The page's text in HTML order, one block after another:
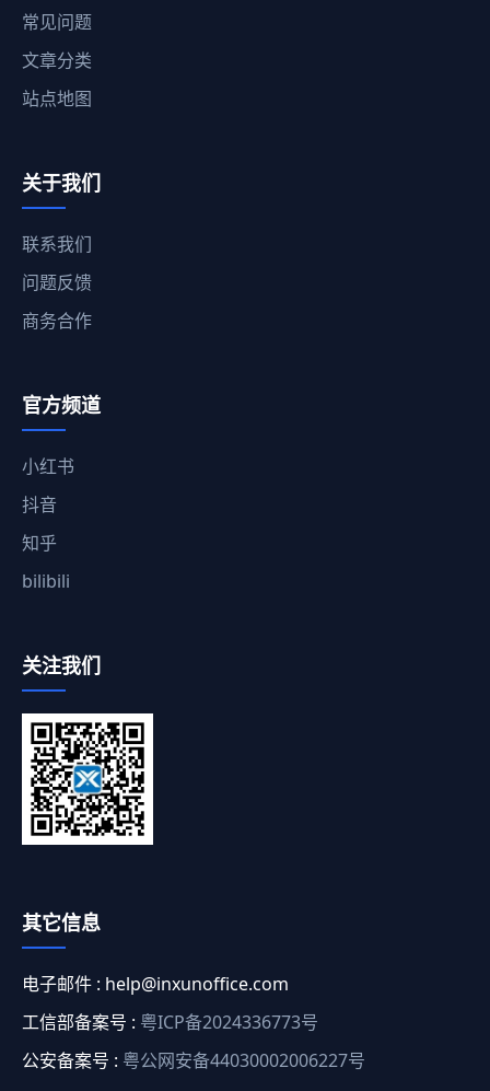
常见问题
文章分类
站点地图
关于我们
联系我们
问题反馈
商务合作
官方频道
小红书
抖音
知乎
bilibili
关注我们
其它信息
电子邮件 : help@inxunoffice.com
工信部备案号 : 粤ICP备2024336773号
公安备案号 : 粤公网安备44030002006227号